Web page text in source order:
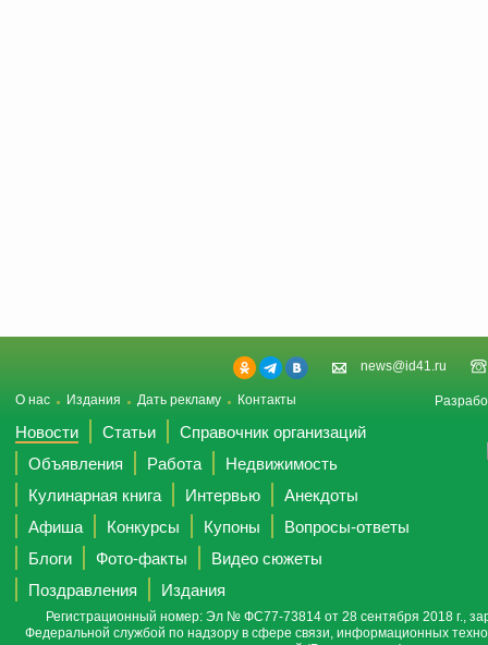
news@id41.ru
О нас Издания Дать рекламу Контакты
Новости Статьи
Справочник организаций
Объявления
Работа
Недвижимость
Кулинарная книга
Интервью
Анекдоты
Афиша
Конкурсы Купоны
Вопросы-ответы
Блоги
Фото-факты
Видео сюжеты
Поздравления
Издания
Регистрационный номер: Эл № ФС77-73814 от 28 сентября 2018 г.,
Федеральной службой по надзору в сфере связи, информационных